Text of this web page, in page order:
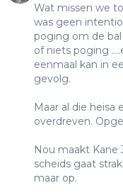
Wat missen we
was geen
poging om de
of niets poging
eenmaal kan in
gevolg.
Maar al die heisa
overdreven.
Nou maakt Kane
scheids gaat
maar op.